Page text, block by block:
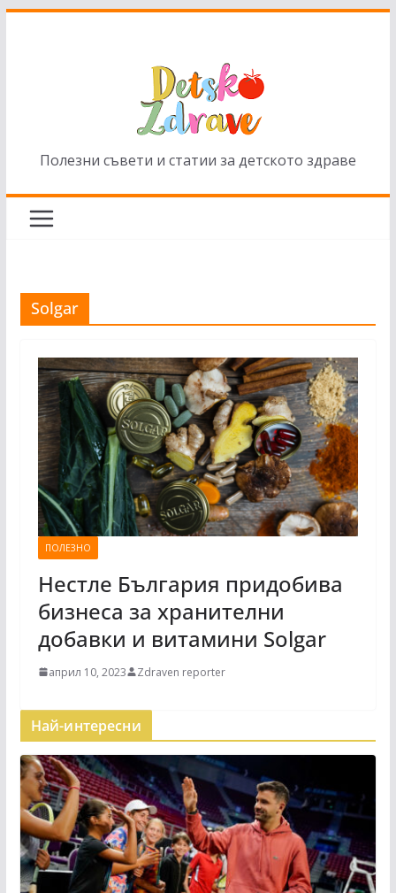
Полезни съвети и статии за детското здраве
Solgar
ПОЛЕЗНО
Нестле България придобива
бизнеса за хранителни
добавки и витамини Solgar
април 10, 2023 Zdraven reporter
Най-интересни